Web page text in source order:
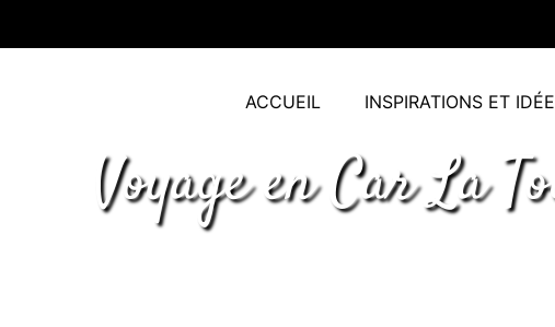
ACCUEIL INSPIRATIONS ET
Voyage en Car La